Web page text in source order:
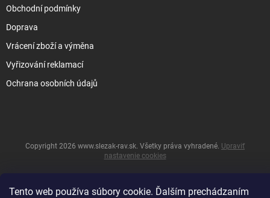
Tento web používa súbory cookie. Ďalším prechádzaním
Obchodní podmínky
Doprava
Vrácení zboží a výměna
Vyřizování reklamací
Ochrana osobních údajů
Copyright 2026 www.slezak-rav.sk. Všetky práva vyhradené. Upraviť
nastavenie cookies